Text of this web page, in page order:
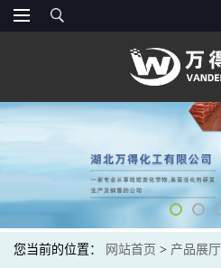
您当前的位置： 网站首页 > 产品展厅